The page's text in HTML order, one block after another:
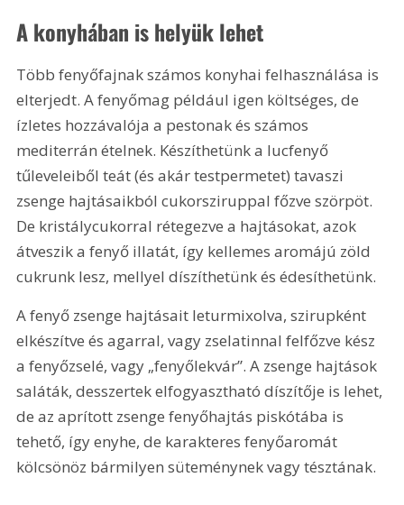
A konyhában is helyük lehet
Több fenyőfajnak számos konyhai felhasználása is
elterjedt. A fenyőmag például igen költséges, de
ízletes hozzávalója a pestonak és számos
mediterrán ételnek. Készíthetünk a lucfenyő
tűleveleiből teát (és akár testpermetet) tavaszi
zsenge hajtásaikból cukorsziruppal főzve szörpöt.
De kristálycukorral rétegezve a hajtásokat, azok
átveszik a fenyő illatát, így kellemes aromájú zöld
cukrunk lesz, mellyel díszíthetünk és édesíthetünk.
A fenyő zsenge hajtásait leturmixolva, szirupként
elkészítve és agarral, vagy zselatinnal felfőzve kész
a fenyőzselé, vagy „fenyőlekvár”. A zsenge hajtások
saláták, desszertek elfogyasztható díszítője is lehet,
de az aprított zsenge fenyőhajtás piskótába is
tehető, így enyhe, de karakteres fenyőaromát
kölcsönöz bármilyen süteménynek vagy tésztának.